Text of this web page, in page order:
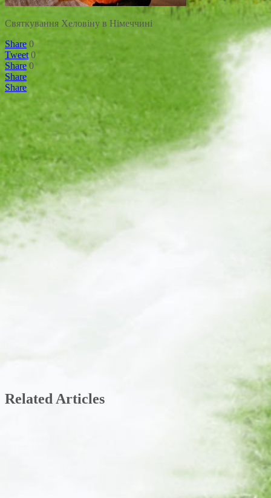
Святкування Хеловіну в Німеччині
Share 0
Tweet 0
Share 0
Share
Share
Related Articles